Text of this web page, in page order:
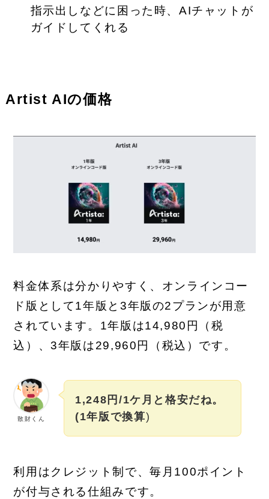
指示出しなどに困った時、AIチャットが
ガイドしてくれる
Artist AIの価格
料金体系は分かりやすく、オンラインコー
ド版として1年版と3年版の2プランが用意
されています。1年版は14,980円（税
込）、3年版は29,960円（税込）です。
散財くん
1,248円/1ケ月と格安だね。
(1年版で換算)
利用はクレジット制で、毎月100ポイント
が付与される仕組みです。